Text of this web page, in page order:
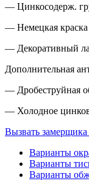
— Цинкосодерж.
— Немецкая краска
— Декоративный
Дополнительная
— Дробеструйная
— Холодное
Вызвать замерщика
Варианты
Варианты
Варианты